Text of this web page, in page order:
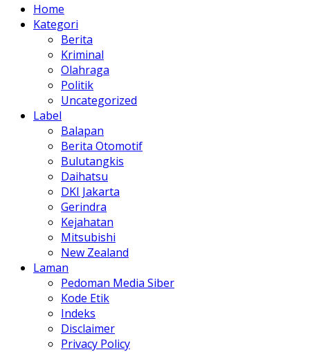
Home
Kategori
Berita
Kriminal
Olahraga
Politik
Uncategorized
Label
Balapan
Berita Otomotif
Bulutangkis
Daihatsu
DKI Jakarta
Gerindra
Kejahatan
Mitsubishi
New Zealand
Laman
Pedoman Media Siber
Kode Etik
Indeks
Disclaimer
Privacy Policy